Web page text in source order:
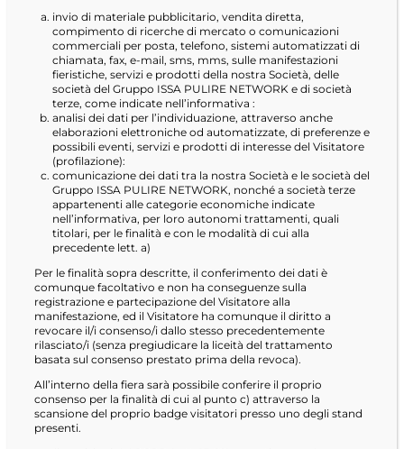
invio di materiale pubblicitario, vendita diretta,
compimento di ricerche di mercato o comunicazioni
commerciali per posta, telefono, sistemi automatizzati di
chiamata, fax, e-mail, sms, mms, sulle manifestazioni
fieristiche, servizi e prodotti della nostra Società, delle
società del Gruppo ISSA PULIRE NETWORK e di società
terze, come indicate nell’informativa :
analisi dei dati per l’individuazione, attraverso anche
elaborazioni elettroniche od automatizzate, di preferenze e
possibili eventi, servizi e prodotti di interesse del Visitatore
(profilazione):
comunicazione dei dati tra la nostra Società e le società del
Gruppo ISSA PULIRE NETWORK, nonché a società terze
appartenenti alle categorie economiche indicate
nell’informativa, per loro autonomi trattamenti, quali
titolari, per le finalità e con le modalità di cui alla
precedente lett. a)
Per le finalità sopra descritte, il conferimento dei dati è
comunque facoltativo e non ha conseguenze sulla
registrazione e partecipazione del Visitatore alla
manifestazione, ed il Visitatore ha comunque il diritto a
revocare il/i consenso/i dallo stesso precedentemente
rilasciato/i (senza pregiudicare la liceità del trattamento
basata sul consenso prestato prima della revoca).
All’interno della fiera sarà possibile conferire il proprio
consenso per la finalità di cui al punto c) attraverso la
scansione del proprio badge visitatori presso uno degli stand
presenti.